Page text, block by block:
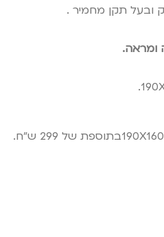
ובעל תקן מחמיר .